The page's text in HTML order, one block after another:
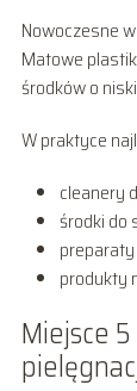
Nowoczesne
Matowe
środków o
W praktyce
cleanery
środki do
produkty
Miejsce